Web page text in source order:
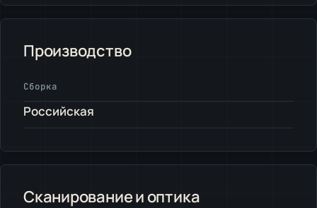
Производство
Сборка
Российская
Сканирование и оптика